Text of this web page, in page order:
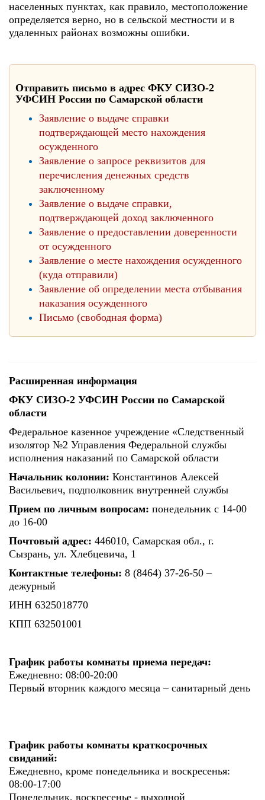
населенных пунктах, как правило, местоположение
определяется верно, но в сельской местности и в
удаленных районах возможны ошибки.
Отправить письмо в адрес ФКУ СИЗО-2
УФСИН России по Самарской области
Заявление о выдаче справки
подтверждающей место нахождения
осужденного
Заявление о запросе реквизитов для
перечисления денежных средств
заключенному
Заявление о выдаче справки,
подтверждающей доход заключенного
Заявление о предоставлении доверенности
от осужденного
Заявление о месте нахождения осужденного
(куда отправили)
Заявление об определении места отбывания
наказания осужденного
Письмо (свободная форма)
Расширенная информация
ФКУ СИЗО-2 УФСИН России по Самарской
области
Федеральное казенное учреждение «Следственный
изолятор №2 Управления Федеральной службы
исполнения наказаний по Самарской области
Начальник колонии: Константинов Алексей
Васильевич, подполковник внутренней службы
Прием по личным вопросам: понедельник с 14-00
до 16-00
Почтовый адрес: 446010, Самарская обл., г.
Сызрань, ул. Хлебцевича, 1
Контактные телефоны: 8 (8464) 37-26-50 –
дежурный
ИНН 6325018770
КПП 632501001
График работы комнаты приема передач:
Ежедневно: 08:00-20:00
Первый вторник каждого месяца – санитарный день
График работы комнаты краткосрочных
свиданий:
Ежедневно, кроме понедельника и воскресенья:
08:00-17:00
Понедельник, воскресенье - выходной